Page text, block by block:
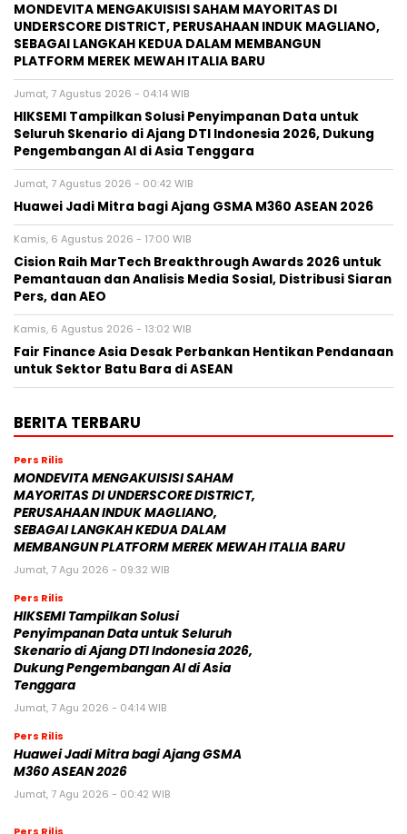
MONDEVITA MENGAKUISISI SAHAM MAYORITAS DI
UNDERSCORE DISTRICT, PERUSAHAAN INDUK MAGLIANO,
SEBAGAI LANGKAH KEDUA DALAM MEMBANGUN
PLATFORM MEREK MEWAH ITALIA BARU
Jumat, 7 Agustus 2026 - 04:14 WIB
HIKSEMI Tampilkan Solusi Penyimpanan Data untuk
Seluruh Skenario di Ajang DTI Indonesia 2026, Dukung
Pengembangan AI di Asia Tenggara
Jumat, 7 Agustus 2026 - 00:42 WIB
Huawei Jadi Mitra bagi Ajang GSMA M360 ASEAN 2026
Kamis, 6 Agustus 2026 - 17:00 WIB
Cision Raih MarTech Breakthrough Awards 2026 untuk
Pemantauan dan Analisis Media Sosial, Distribusi Siaran
Pers, dan AEO
Kamis, 6 Agustus 2026 - 13:02 WIB
Fair Finance Asia Desak Perbankan Hentikan Pendanaan
untuk Sektor Batu Bara di ASEAN
BERITA TERBARU
Pers Rilis
MONDEVITA MENGAKUISISI SAHAM
MAYORITAS DI UNDERSCORE DISTRICT,
PERUSAHAAN INDUK MAGLIANO,
SEBAGAI LANGKAH KEDUA DALAM
MEMBANGUN PLATFORM MEREK MEWAH ITALIA BARU
Jumat, 7 Agu 2026 - 09:32 WIB
Pers Rilis
HIKSEMI Tampilkan Solusi
Penyimpanan Data untuk Seluruh
Skenario di Ajang DTI Indonesia 2026,
Dukung Pengembangan AI di Asia
Tenggara
Jumat, 7 Agu 2026 - 04:14 WIB
Pers Rilis
Huawei Jadi Mitra bagi Ajang GSMA
M360 ASEAN 2026
Jumat, 7 Agu 2026 - 00:42 WIB